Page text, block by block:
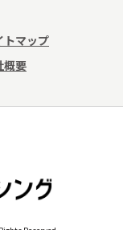
トマップ
概要